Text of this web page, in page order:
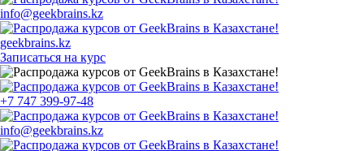
info@geekbrains.kz
geekbrains.kz
Записаться на курс
+7 747 399-97-48
info@geekbrains.kz